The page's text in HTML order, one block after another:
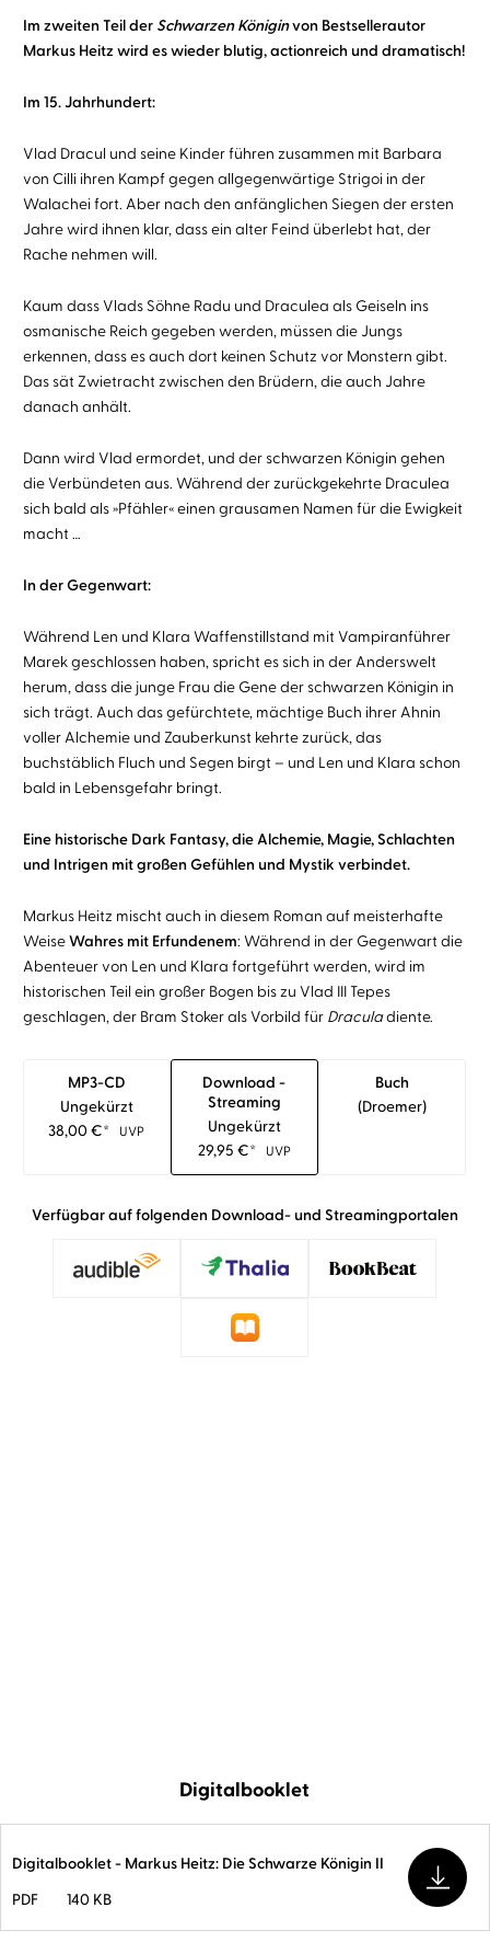
Im zweiten Teil der Schwarzen Königinvon Bestsellerautor
Markus Heitz wird es wieder blutig, actionreich und dramatisch!
Im 15. Jahrhundert:
Vlad Dracul und seine Kinder führen zusammen mit Barbara
von Cilli ihren Kampf gegen allgegenwärtige Strigoi in der
Walachei fort. Aber nach den anfänglichen Siegen der ersten
Jahre wird ihnen klar, dass ein alter Feind überlebt hat, der
Rache nehmen will.
Kaum dass Vlads Söhne Radu und Draculea als Geiseln ins
osmanische Reich gegeben werden, müssen die Jungs
erkennen, dass es auch dort keinen Schutz vor Monstern gibt.
Das sät Zwietracht zwischen den Brüdern, die auch Jahre
danach anhält.
Dann wird Vlad ermordet, und der schwarzen Königin gehen
die Verbündeten aus. Während der zurückgekehrte Draculea
sich bald als »Pfähler« einen grausamen Namen für die Ewigkeit
macht …
In der Gegenwart:
Während Len und Klara Waffenstillstand mit Vampiranführer
Marek geschlossen haben, spricht es sich in der Anderswelt
herum, dass die junge Frau die Gene der schwarzen Königin in
sich trägt. Auch das gefürchtete, mächtige Buch ihrer Ahnin
voller Alchemie und Zauberkunst kehrte zurück, das
buchstäblich Fluch und Segen birgt – und Len und Klara schon
bald in Lebensgefahr bringt.
Eine historische Dark Fantasy, die Alchemie, Magie, Schlachten
und Intrigen mit großen Gefühlen und Mystik verbindet.
Markus Heitz mischt auch in diesem Roman auf meisterhafte
WeiseWahres mit Erfundenem: Während in der Gegenwart die
Abenteuer von Len und Klara fortgeführt werden, wird im
historischen Teil ein großer Bogen bis zu Vlad III Tepes
geschlagen, der Bram Stoker als Vorbild für Draculadiente.
MP3-CD
Ungekürzt
38,00€* UVP
Download -
Streaming
Ungekürzt
29,95 €* UVP
Buch
(droemer)
Verfügbar auf folgenden Download- und Streamingportalen
Digitalbooklet
Digitalbooklet - Markus Heitz: Die Schwarze Königin II
PDF
140 KB